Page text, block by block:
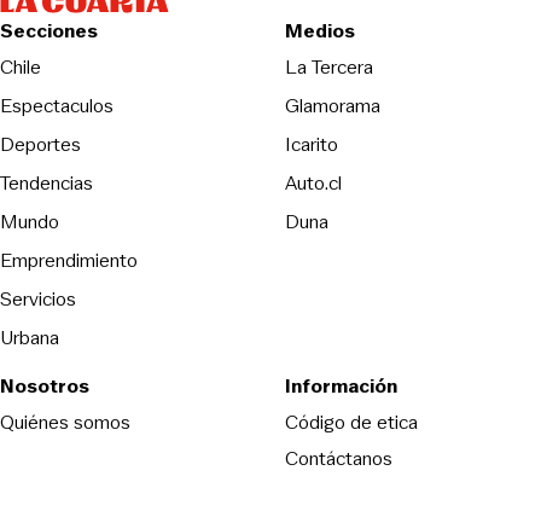
Secciones
Chile
Espectaculos
Deportes
Tendencias
Mundo
Emprendimiento
Servicios
Urbana
Medios
La TerceraOpens in new
Glamorama
Icarito
Auto.cl
DunaOpens in new window
Nosotros
Quiénes somos
Información
Código de eticaOpens in new
Contáctanos